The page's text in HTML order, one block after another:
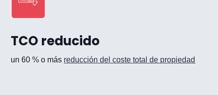
TCO reducido
un 60 % o más reducción del coste total de propiedad